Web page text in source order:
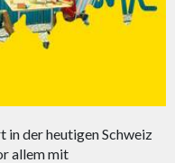
in der heutigen Schweiz
allem mit